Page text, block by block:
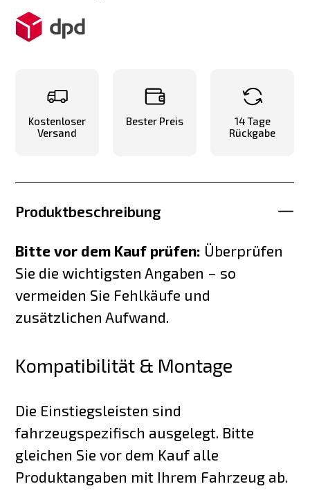
Kostenloser
Versand
Bester Preis
14 Tage
Rückgabe
Produktbeschreibung
Bitte vor dem Kauf prüfen: Überprüfen
Sie die wichtigsten Angaben – so
vermeiden Sie Fehlkäufe und
zusätzlichen Aufwand.
Kompatibilität & Montage
Die Einstiegsleisten sind
fahrzeugspezifisch ausgelegt. Bitte
gleichen Sie vor dem Kauf alle
Produktangaben mit Ihrem Fahrzeug ab.